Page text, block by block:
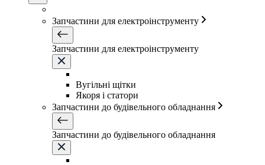
Запчастини для електроінструменту
Запчастини для електроінструменту
Вугільні щітки
Якоря і статори
Запчастини до будівельного обладнання
Запчастини до будівельного обладнання